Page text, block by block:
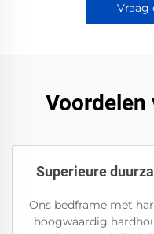
Vraag
Voordelen
Superieure
Ons bedframe met
hoogwaardig